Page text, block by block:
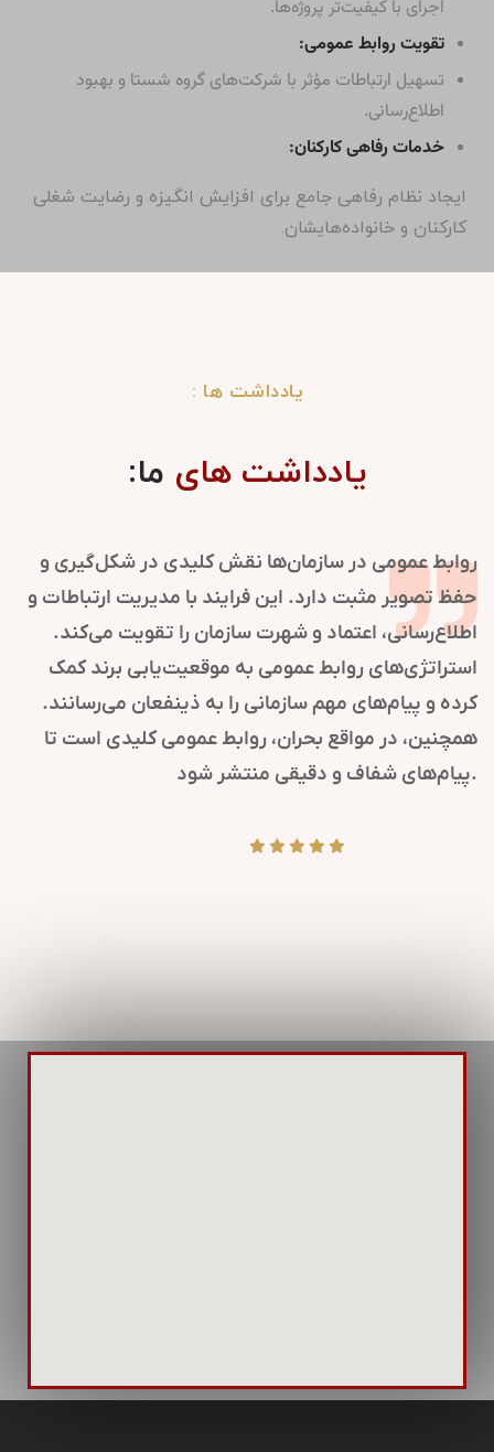
اجرای با کیفیت‌تر پروژه‌ها.
تقویت روابط عمومی:
تسهیل ارتباطات مؤثر با شرکت‌های گروه شستا و بهبود
اطلاع‌رسانی.
خدمات رفاهی کارکنان:
ایجاد نظام رفاهی جامع برای افزایش انگیزه و رضایت شغلی
کارکنان و خانواده‌هایشان.
یادداشت ها :
یادداشت های ما:
روابط عمومی در سازمان‌ها نقش کلیدی در شکل‌گیری و
حفظ تصویر مثبت دارد. این فرایند با مدیریت ارتباطات و
اطلاع‌رسانی، اعتماد و شهرت سازمان را تقویت می‌کند.
استراتژی‌های روابط عمومی به موقعیت‌یابی برند کمک
کرده و پیام‌های مهم سازمانی را به ذینفعان می‌رسانند.
همچنین، در مواقع بحران، روابط عمومی کلیدی است تا
پیام‌های شفاف و دقیقی منتشر شود.